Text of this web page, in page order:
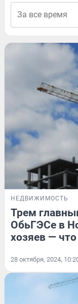
НЕДВИЖИМОСТЬ
Трем
ОбьГЭСе в
хозяев —
28 октября, 2024,